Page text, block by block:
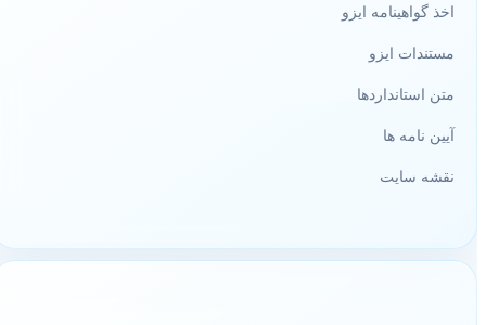
اخذ گواهینامه ایزو
مستندات ایزو
متن استانداردها
آیین نامه ها
نقشه سایت